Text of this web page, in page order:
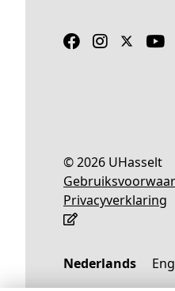
© 2026 UHasselt
Privacyverklaring
Nederlands